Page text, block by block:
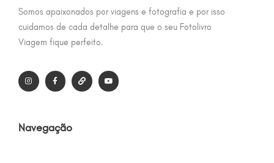
Somos apaixonados por viagens e fotografia e por isso
cuidamos de cada detalhe para que o seu Fotolivro
Viagem fique perfeito.
Navegação